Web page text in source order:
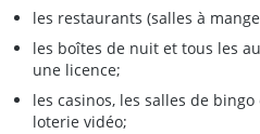
les restaurants (salles à
les boîtes de nuit et tous les
une licence;
les casinos, les salles de
loterie vidéo;